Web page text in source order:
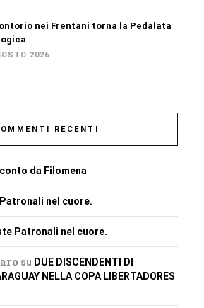
nei Frentani torna la Pedalata
2026
RECENTI
da Filomena
nel cuore.
Patronali nel cuore.
su DUE DISCENDENTI DI
NELLA COPA LIBERTADORES